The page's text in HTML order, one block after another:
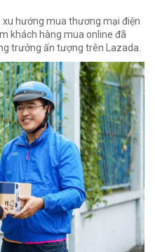
hướng mua thương mại điện
khách hàng mua online đã
trưởng ấn tượng trên Lazada.